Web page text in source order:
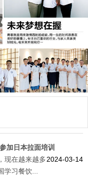
加日本拉面培训
2024-03-14
现在越来越多
学习餐饮...